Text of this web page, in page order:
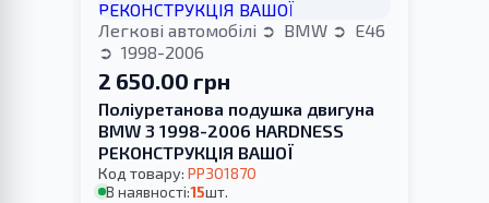
Легкові автомобілі BMW
E46
1998-2006
2 650.00 грн
Поліуретанова подушка двигуна
BMW 3 1998-2006 HARDNESS
РЕКОНСТРУКЦІЯ ВАШОЇ
Код товару: PP301870
В наявності:15шт.